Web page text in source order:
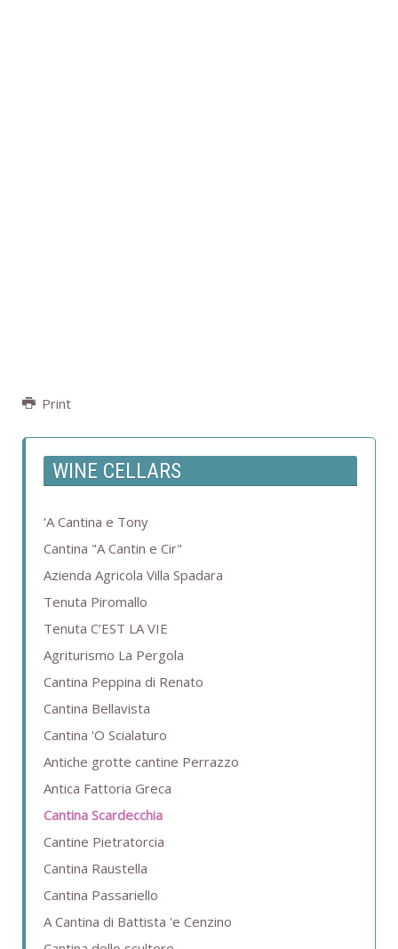
Print
WINE CELLARS
'A Cantina e Tony
Cantina "A Cantin e Cir"
Azienda Agricola Villa Spadara
Tenuta Piromallo
Tenuta C’EST LA VIE
Agriturismo La Pergola
Cantina Peppina di Renato
Cantina Bellavista
Cantina 'O Scialaturo
Antiche grotte cantine Perrazzo
Antica Fattoria Greca
Cantina Scardecchia
Cantine Pietratorcia
Cantina Raustella
Cantina Passariello
A Cantina di Battista 'e Cenzino